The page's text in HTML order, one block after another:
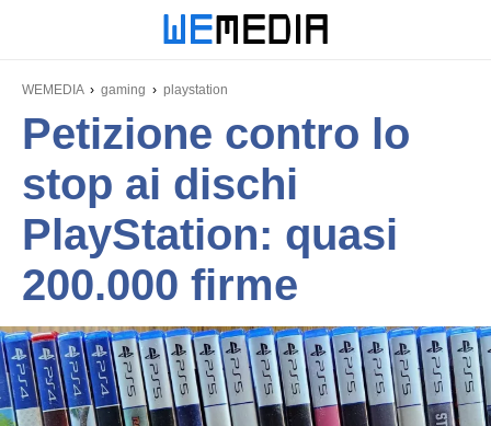
WEMEDIA gaming playstation
Petizione contro lo
stop ai dischi
PlayStation: quasi
200.000 firme